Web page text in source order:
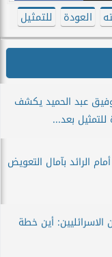
العودة للتمثيل
عبد الحميد يكشف
بعد...
الرائد بآمال التعويض
الاسرائليين: أين خطة